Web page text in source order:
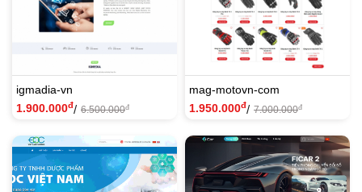
igmadia-vn
1.900.000đ/ 6.500.000đ
mag-motovn-com
1.950.000đ/ 7.000.000đ